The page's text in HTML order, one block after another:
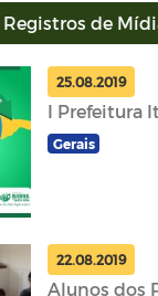
Registros de
25.08.2019
I Prefeitura
Gerais
22.08.2019
Alunos dos